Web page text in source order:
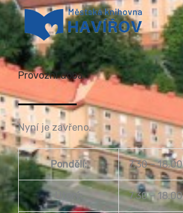
Provozní doba
Nyní je zavřeno.
Pondělí: 7.30 – 18.00
Úterý: 7.30 – 18.00